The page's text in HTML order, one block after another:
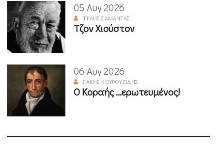
05 Αυγ 2026
ΤΈΛΗΣ ΣΑΜΑΝΤΆΣ
Τζον Χιούστον
06 Αυγ 2026
ΣΆΚΗΣ ΚΟΥΡΟΥΖΊΔΗΣ
Ο Κοραής ...ερωτευμένος!